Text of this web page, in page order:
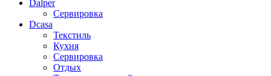
Dalper
Сервировка
Dcasa
Текстиль
Кухня
Сервировка
Отдых